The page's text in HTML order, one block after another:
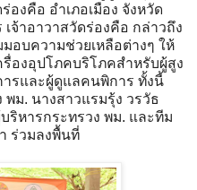
องคือ อำเภอเมือง จังหวัด
จ้าอาวาสวัดร่องคือ กล่าวถึง
อบความช่วยเหลือต่างๆ ให้
รื่องอุปโภคบริโภคสำหรับผู้สูง
รและผู้ดูแลคนพิการ ทั้งนี้
ม. นางสาวแรมรุ้ง วรวัธ
หารกระทรวง พม. และทีม
ร่วมลงพื้นที่